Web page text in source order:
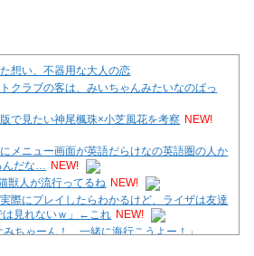
想い、不器用な大人の恋
クラブの客は、みいちゃんみたいなのばっ
で見たい神尾楓珠×小芝風花を考察 NEW!
メニュー画面が英語だらけなの英語圏の人か
んだな… NEW!
獣人が流行ってるね NEW!
実際にプレイしたらわかるけど、ライザは友達
は見れないｗ」←これ NEW!
みちゃーん！ 一緒に海行こうよー！」